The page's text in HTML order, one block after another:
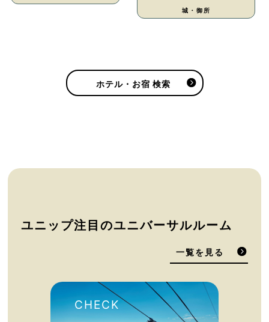
城・御所
ホテル・お宿 検索
ユニップ注目のユニバーサルルーム
一覧を見る